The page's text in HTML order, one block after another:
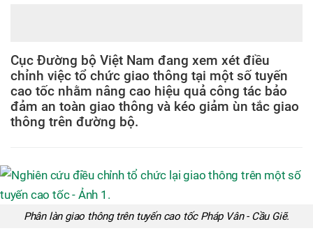
Cục Đường bộ Việt Nam đang xem xét điều
chỉnh việc tổ chức giao thông tại một số tuyến
cao tốc nhằm nâng cao hiệu quả công tác bảo
đảm an toàn giao thông và kéo giảm ùn tắc giao
thông trên đường bộ.
Phân làn giao thông trên tuyến cao tốc Pháp Vân - Cầu Giẽ.